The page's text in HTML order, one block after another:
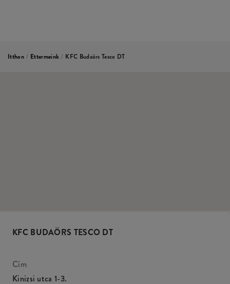
Itthon / Ettermeink / KFC Budaörs Tesco DT
KFC BUDAÖRS TESCO DT
Cím
Kinizsi utca 1-3.